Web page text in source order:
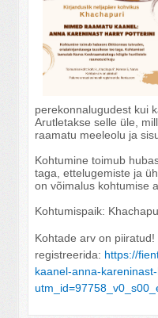
perekonnalugudest kui
Arutletakse selle üle,
raamatu meeleolu ja
Kohtumine toimub
taga, ettelugemiste ja
on võimalus kohtumise
Kohtumispaik:
Kohtade arv on
registreerida: https://
kaanel-anna-